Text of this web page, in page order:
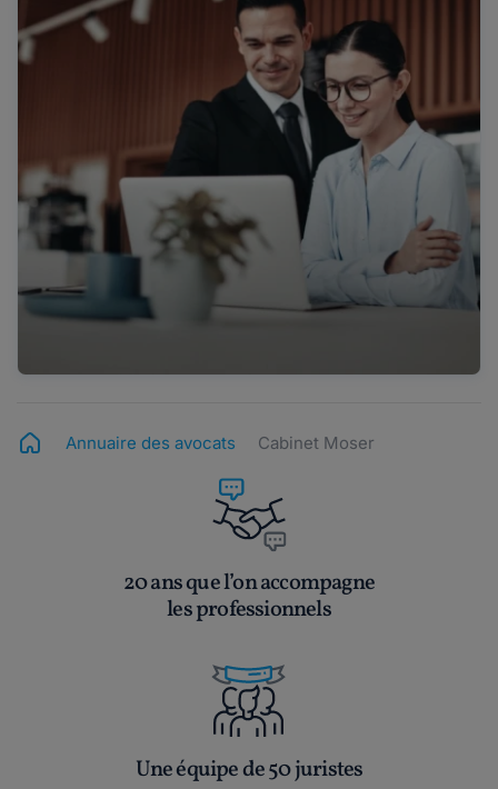
Annuaire des avocats Cabinet Moser
20 ans que l’on accompagne
les professionnels
Une équipe de 50 juristes